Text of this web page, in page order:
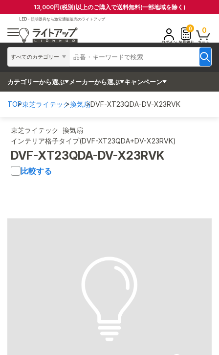
13,000円(税別)以上のご購入で送料無料(一部地域を除く)
LED・照明器具なら激安通販販売のライトアップ
すべてのカテゴリー
ログイン
0
お見積り
0
カート
カテゴリーから選ぶ メーカーから選ぶ キャンペーン
TOP東芝ライテック換気扇DVF-XT23QDA-DV-X23RVK
東芝ライテック 換気扇
インテリア格子タイプ(DVF-XT23QDA+DV-X23RVK)
DVF-XT23QDA-DV-X23RVK
比較する